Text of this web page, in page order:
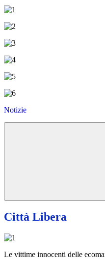
Notizie
Città Libera
Le vittime innocenti delle